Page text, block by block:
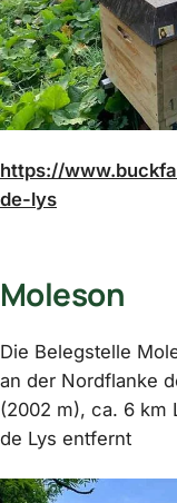
https://
de-lys
Moleson
Die Belegstelle
an der Nordflanke
(2002 m), ca. 6 km
de Lys entfernt